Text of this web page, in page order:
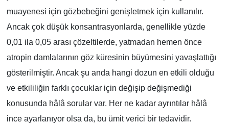
muayenesi için gözbebeğini genişletmek için kullanılır.
Ancak çok düşük konsantrasyonlarda, genellikle yüzde
0,01 ila 0,05 arası çözeltilerde, yatmadan hemen önce
atropin damlalarının göz küresinin büyümesini yavaşlattığı
gösterilmiştir. Ancak şu anda hangi dozun en etkili olduğu
ve etkililiğin farklı çocuklar için değişip değişmediği
konusunda hâlâ sorular var. Her ne kadar ayrıntılar hâlâ
ince ayarlanıyor olsa da, bu ümit verici bir tedavidir.